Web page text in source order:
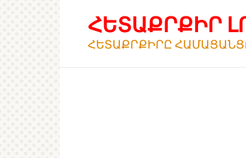
ՀԵՏԱՔՐՔԻՐ
ՀԵՏԱՔՐՔԻՐԸ